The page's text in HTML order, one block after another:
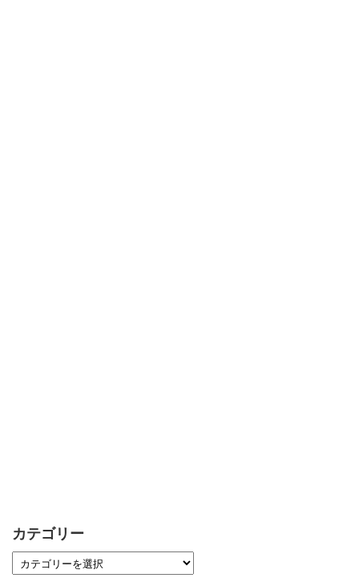
カテゴリー